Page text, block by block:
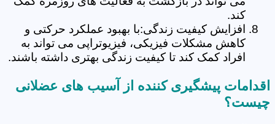
کند.
افزایش کیفیت زندگی:با بهبود عملکرد حرکتی و
کاهش مشکلات فیزیکی، فیزیوتراپی می تواند به
افراد کمک کند تا کیفیت زندگی بهتری داشته باشند.
اقدامات پیشگیری کننده از آسیب های عضلانی
چیست؟